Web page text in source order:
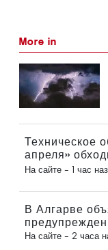
More in
Техническое
апреля»
млн евро в
На сайте - 1 час
В Алгарве
На сайте - 2 часа